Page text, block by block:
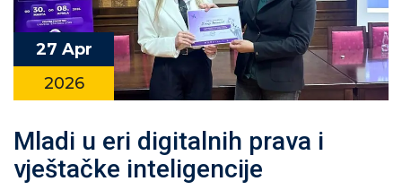
27 Apr
2026
Mladi u eri digitalnih prava i
vještačke inteligencije